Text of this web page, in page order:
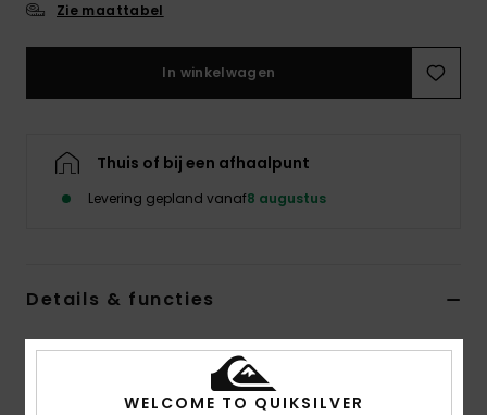
Zie maattabel
In winkelwagen
Thuis of bij een afhaalpunt
Levering gepland vanaf8 augustus
Details & functies
Heren Wit T-Shirt
Kleurcodewbk0
WELCOME TO QUIKSILVER